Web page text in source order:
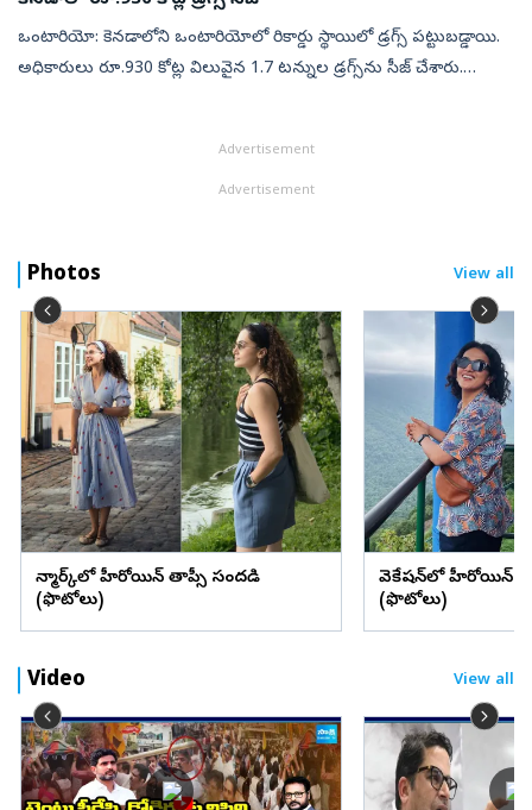
ఒంటారియో: కెనడాలోని ఒంటారియోలో రికార్డు స్థాయిలో డ్రగ్స్‌ పట్టుబడ్డాయి.
అధికారులు రూ.930 కోట్ల విలువైన 1.7 టన్నుల డ్రగ్స్‌ను సీజ్‌ చేశారు.
Advertisement
Advertisement
Photos View all
డెన్మార్క్‌లో హీరోయిన్ తాప్సీ సందడి
(ఫొటోలు)
వెకేషన్‌లో హీరోయిన్
(ఫొటోలు)
Video View all